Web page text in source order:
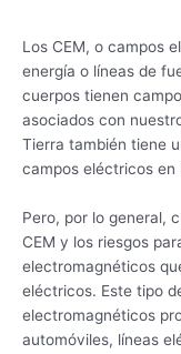
Los CEM, o campos
energía o líneas de
cuerpos tienen
asociados con
Tierra también tiene
campos eléctricos en
Pero, por lo general,
CEM y los riesgos
electromagnéticos
eléctricos. Este tipo
electromagnéticos
automóviles, líneas